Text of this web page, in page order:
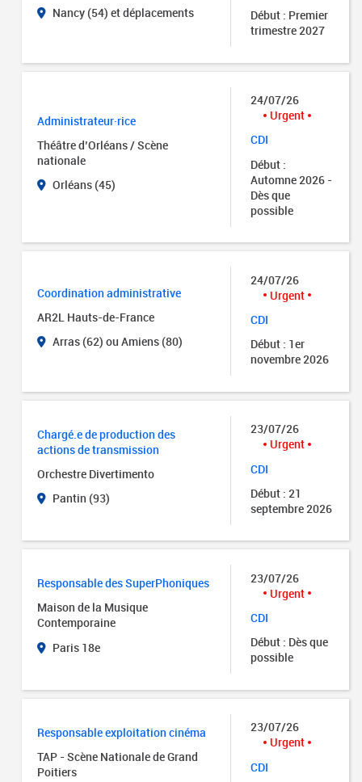
Nancy (54) et déplacements
Début : Premier
trimestre 2027
Administrateur·rice
Théâtre d’Orléans / Scène
nationale
Orléans (45)
24/07/26
Urgent
CDI
Début :
Automne 2026 -
Dès que
possible
Coordination administrative
AR2L Hauts-de-France
Arras (62) ou Amiens (80)
24/07/26
Urgent
CDI
Début : 1er
novembre 2026
Chargé.e de production des
actions de transmission
Orchestre Divertimento
Pantin (93)
23/07/26
Urgent
CDI
Début : 21
septembre 2026
Responsable des SuperPhoniques
Maison de la Musique
Contemporaine
Paris 18e
23/07/26
Urgent
CDI
Début : Dès que
possible
Responsable exploitation cinéma
TAP - Scène Nationale de Grand
Poitiers
23/07/26
Urgent
CDI